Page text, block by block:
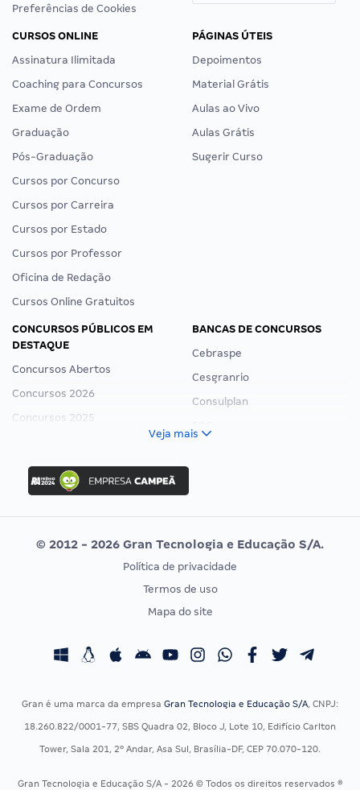
Preferências de Cookies
CURSOS ONLINE
Assinatura Ilimitada
Coaching para Concursos
Exame de Ordem
Graduação
Pós-Graduação
Cursos por Concurso
Cursos por Carreira
Cursos por Estado
Cursos por Professor
Oficina de Redação
Cursos Online Gratuitos
PÁGINAS ÚTEIS
Depoimentos
Material Grátis
Aulas ao Vivo
Aulas Grátis
Sugerir Curso
CONCURSOS PÚBLICOS EM
DESTAQUE
Concursos Abertos
Concursos 2026
Concursos 2025
Concurso Ibama
Concurso MPU
Editais publicados
BANCAS DE CONCURSOS
Cebraspe
Cesgranrio
Consulplan
Vunesp
CONCURSOS POR PROFISSÃO
Concursos Fiscais
EXAME DE ORDEM
Calendário OAB
Veja mais
© 2012 - 2026 Gran Tecnologia e Educação S/A.
Política de privacidade
Termos de uso
Mapa do site
Gran é uma marca da empresa Gran Tecnologia e Educação S/A, CNPJ:
18.260.822/0001-77, SBS Quadra 02, Bloco J, Lote 10, Edifício Carlton
Tower, Sala 201, 2º Andar, Asa Sul, Brasília-DF, CEP 70.070-120.
Gran Tecnologia e Educação S/A - 2026 © Todos os direitos reservados ®